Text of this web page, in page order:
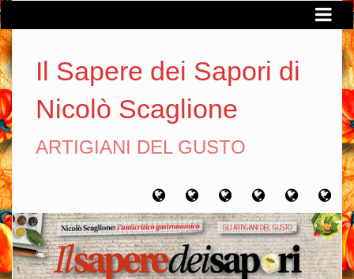
Il Sapere dei Sapori di
Nicolò Scaglione
ARTIGIANI DEL GUSTO
Home Chi
sono
Artigiani
del
gusto
Viaggi
del
gusto
Filosofia
del
gusto